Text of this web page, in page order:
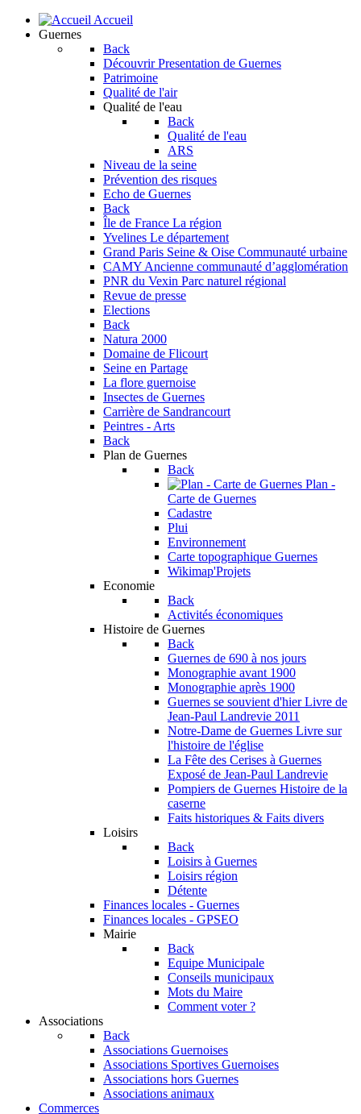
Accueil
Guernes
Back
Découvrir Presentation de Guernes
Patrimoine
Qualité de l'air
Qualité de l'eau
Back
Qualité de l'eau
ARS
Niveau de la seine
Prévention des risques
Echo de Guernes
Back
Île de France La région
Yvelines Le département
Grand Paris Seine & Oise Communauté urbaine
CAMY Ancienne communauté d’agglomération
PNR du Vexin Parc naturel régional
Revue de presse
Elections
Back
Natura 2000
Domaine de Flicourt
Seine en Partage
La flore guernoise
Insectes de Guernes
Carrière de Sandrancourt
Peintres - Arts
Back
Plan de Guernes
Back
Plan -
Carte de Guernes
Cadastre
Plui
Environnement
Carte topographique Guernes
Wikimap'Projets
Economie
Back
Activités économiques
Histoire de Guernes
Back
Guernes de 690 à nos jours
Monographie avant 1900
Monographie après 1900
Guernes se souvient d'hier Livre de
Jean-Paul Landrevie 2011
Notre-Dame de Guernes Livre sur
l'histoire de l'église
La Fête des Cerises à Guernes
Exposé de Jean-Paul Landrevie
Pompiers de Guernes Histoire de la
caserne
Faits historiques & Faits divers
Loisirs
Back
Loisirs à Guernes
Loisirs région
Détente
Finances locales - Guernes
Finances locales - GPSEO
Mairie
Back
Equipe Municipale
Conseils municipaux
Mots du Maire
Comment voter ?
Associations
Back
Associations Guernoises
Associations Sportives Guernoises
Associations hors Guernes
Associations animaux
Commerces